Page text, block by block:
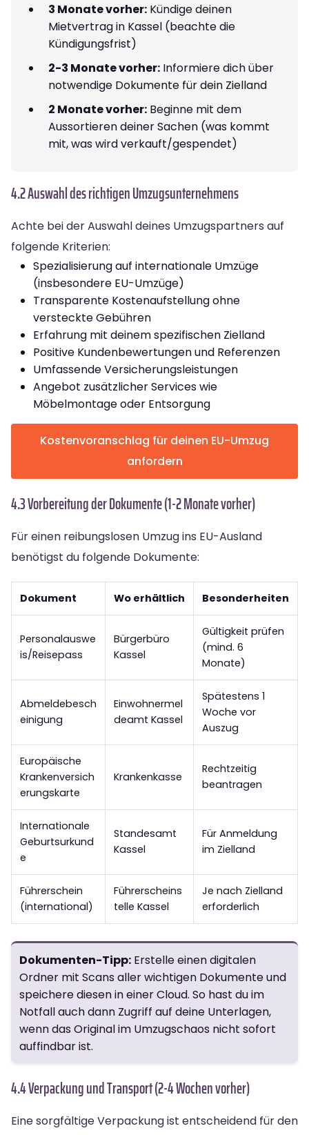
3 Monate vorher: Kündige deinen
Mietvertrag in Kassel (beachte die
Kündigungsfrist)
2-3 Monate vorher: Informiere dich über
notwendige Dokumente für dein Zielland
2 Monate vorher: Beginne mit dem
Aussortieren deiner Sachen (was kommt
mit, was wird verkauft/gespendet)
4.2 Auswahl des richtigen Umzugsunternehmens
Achte bei der Auswahl deines Umzugspartners auf
folgende Kriterien:
Spezialisierung auf internationale Umzüge
(insbesondere EU-Umzüge)
Transparente Kostenaufstellung ohne
versteckte Gebühren
Erfahrung mit deinem spezifischen Zielland
Positive Kundenbewertungen und Referenzen
Umfassende Versicherungsleistungen
Angebot zusätzlicher Services wie
Möbelmontage oder Entsorgung
Kostenvoranschlag für deinen EU-Umzug
anfordern
4.3 Vorbereitung der Dokumente (1-2 Monate vorher)
Für einen reibungslosen Umzug ins EU-Ausland
benötigst du folgende Dokumente:
Dokument Wo erhältlich Besonderheiten
Personalauswe
is/Reisepass
Bürgerbüro
Kassel
Gültigkeit prüfen
(mind. 6
Monate)
Abmeldebesch
einigung
Einwohnermel
deamt Kassel
Spätestens 1
Woche vor
Auszug
Europäische
Krankenversich
erungskarte
Krankenkasse
Rechtzeitig
beantragen
Internationale
Geburtsurkund
e
Standesamt
Kassel
Für Anmeldung
im Zielland
Führerschein
(international)
Führerscheins
telle Kassel
Je nach Zielland
erforderlich
Dokumenten-Tipp: Erstelle einen digitalen
Ordner mit Scans aller wichtigen Dokumente und
speichere diesen in einer Cloud. So hast du im
Notfall auch dann Zugriff auf deine Unterlagen,
wenn das Original im Umzugschaos nicht sofort
auffindbar ist.
4.4 Verpackung und Transport (2-4 Wochen vorher)
Eine sorgfältige Verpackung ist entscheidend für den